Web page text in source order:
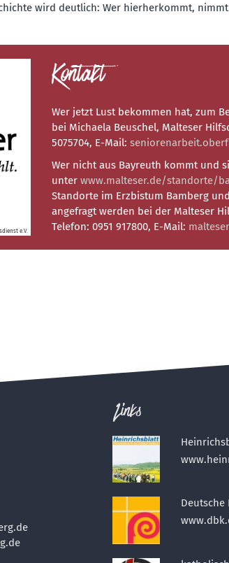
wird deutlich: Wer hierherkommt,
e.V.
Kontakt
Wer jetzt Lust bekommen hat, zum
bei Michaela Beuschel, Malteser
5075704, E-Mail:
Wer nicht aus Bayreuth kommt und
unter www.malteser.de/standorte/
Standorte im Erzbistum Bamberg
angefragt werden bei der Malteser
Telefon: 0951 917800, E-Mail:
Links
Deutsche